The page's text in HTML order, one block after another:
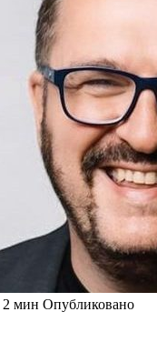
2 мин Опубликовано